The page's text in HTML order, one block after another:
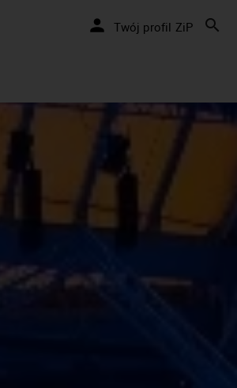
Twój profil ZiP